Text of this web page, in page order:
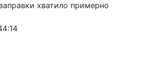
хватило примерно